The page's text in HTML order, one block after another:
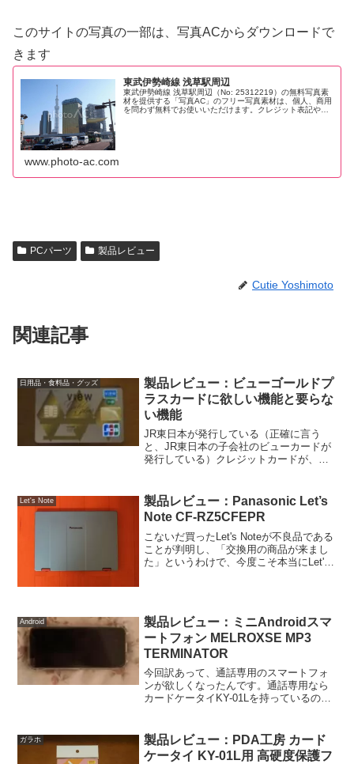
このサイトの写真の一部は、写真ACからダウンロードで
きます
東武伊勢崎線 浅草駅周辺
東武伊勢崎線 浅草駅周辺（No: 25312219）の無料写真素
材を提供する「写真AC」のフリー写真素材は、個人、商用
を問わず無料でお使いいただけます。クレジット表記やリ
www.photo-ac.com
PCパーツ 製品レビュー
Cutie Yoshimoto
関連記事
日用品・食料品・グッズ
製品レビュー：ビューゴールドプ
ラスカードに欲しい機能と要らな
い機能
JR東日本が発行している（正確に言う
と、JR東日本の子会社のビューカードが
発行している）クレジットカードが、ビ
ールドプラスカードです。このカードの
説明は、JR東日本のホ...
Let's Note
製品レビュー：Panasonic Let’s
Note CF-RZ5CFEPR
こないだ買ったLet's Noteが不良品である
ことが判明し、「交換用の商品が来まし
た」というわけで、今度こそ本当にLet's
Android
製品レビュー：ミニAndroidスマ
ートフォン MELROXSE MP3
TERMINATOR
今回訳あって、通話専用のスマートフォ
ンが欲しくなったんです。通話専用なら
カードケータイKY-01Lを持っているので
しないのにアプリをインストールしたい
のかと言うと、楽天...
ガラホ
製品レビュー：PDA工房 カード
ケータイ KY-01L用 高硬度保護フ